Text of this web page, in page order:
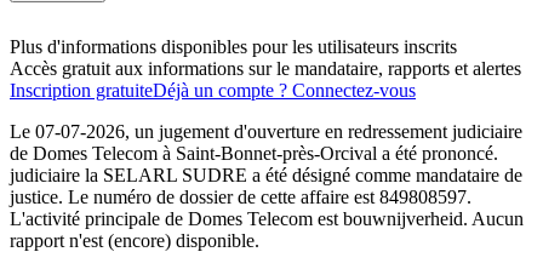
Plus d'informations disponibles pour les utilisateurs inscrits
Accès gratuit aux informations sur le mandataire, rapports et alertes
Inscription gratuiteDéjà un compte ? Connectez-vous
Le 07-07-2026, un jugement d'ouverture en redressement judiciaire
de Domes Telecom à Saint-Bonnet-près-Orcival a été prononcé.
judiciaire la SELARL SUDRE a été désigné comme mandataire de
justice. Le numéro de dossier de cette affaire est 849808597.
L'activité principale de Domes Telecom est bouwnijverheid. Aucun
rapport n'est (encore) disponible.